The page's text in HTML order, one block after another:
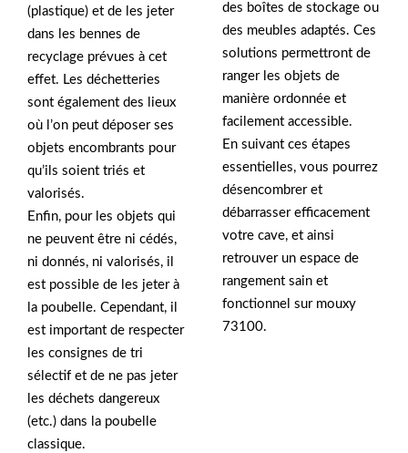
(plastique) et de les jeter
dans les bennes de
recyclage prévues à cet
effet. Les déchetteries
sont également des lieux
où l’on peut déposer ses
objets encombrants pour
qu’ils soient triés et
valorisés.
Enfin, pour les objets qui
ne peuvent être ni cédés,
ni donnés, ni valorisés, il
est possible de les jeter à
la poubelle. Cependant, il
est important de respecter
les consignes de tri
sélectif et de ne pas jeter
les déchets dangereux
(etc.) dans la poubelle
classique.
des boîtes de stockage ou
des meubles adaptés. Ces
solutions permettront de
ranger les objets de
manière ordonnée et
facilement accessible.
En suivant ces étapes
essentielles, vous pourrez
désencombrer et
débarrasser efficacement
votre cave, et ainsi
retrouver un espace de
rangement sain et
fonctionnel sur mouxy
73100.